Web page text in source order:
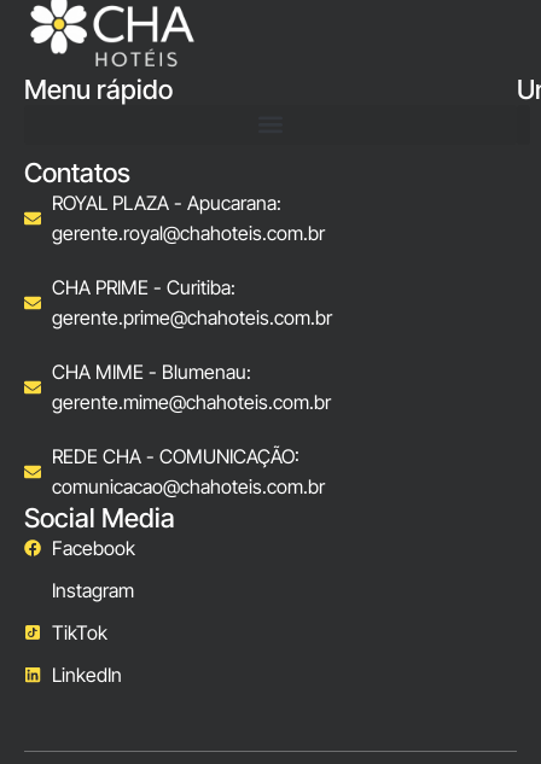
Menu rápido
Contatos
ROYAL PLAZA - Apucarana:
gerente.royal@chahoteis.com.br
CHA PRIME - Curitiba:
gerente.prime@chahoteis.com.br
CHA MIME - Blumenau:
gerente.mime@chahoteis.com.br
REDE CHA - COMUNICAÇÃO:
comunicacao@chahoteis.com.br
Social Media
Facebook
Instagram
TikTok
LinkedIn